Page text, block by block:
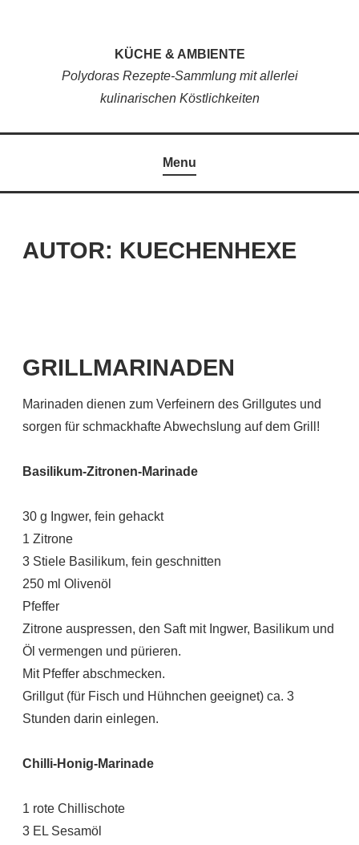
KÜCHE & AMBIENTE
Polydoras Rezepte-Sammlung mit allerlei
kulinarischen Köstlichkeiten
Menu
AUTOR: KUECHENHEXE
GRILLMARINADEN
Marinaden dienen zum Verfeinern des Grillgutes und
sorgen für schmackhafte Abwechslung auf dem Grill!
Basilikum-Zitronen-Marinade
30 g Ingwer, fein gehackt
1 Zitrone
3 Stiele Basilikum, fein geschnitten
250 ml Olivenöl
Pfeffer
Zitrone auspressen, den Saft mit Ingwer, Basilikum und
Öl vermengen und pürieren.
Mit Pfeffer abschmecken.
Grillgut (für Fisch und Hühnchen geeignet) ca. 3
Stunden darin einlegen.
Chilli-Honig-Marinade
1 rote Chillischote
3 EL Sesamöl